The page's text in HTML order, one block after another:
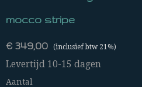
mocco stripe
€ 349,00 (inclusief btw 21%)
Levertijd 10-15 dagen
Aantal